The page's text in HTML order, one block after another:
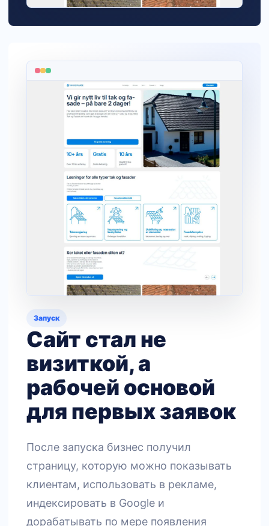
Запуск
Сайт стал не
визиткой, а
рабочей основой
для первых заявок
После запуска бизнес получил
страницу, которую можно показывать
клиентам, использовать в рекламе,
индексировать в Google и
дорабатывать по мере появления